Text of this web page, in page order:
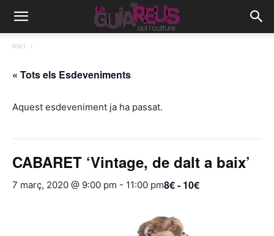
Inici
« Tots els Esdeveniments
Aquest esdeveniment ja ha passat.
CABARET ‘Vintage, de dalt a baix’
7 març, 2020 @ 9:00 pm - 11:00 pm8€ - 10€